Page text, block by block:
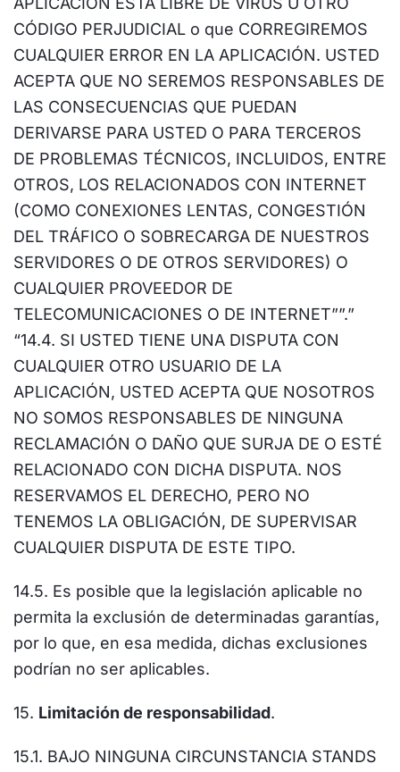
CÓDIGO PERJUDICIAL o que CORREGIREMOS
CUALQUIER ERROR EN LA APLICACIÓN. USTED
ACEPTA QUE NO SEREMOS RESPONSABLES DE
LAS CONSECUENCIAS QUE PUEDAN
DERIVARSE PARA USTED O PARA TERCEROS
DE PROBLEMAS TÉCNICOS, INCLUIDOS, ENTRE
OTROS, LOS RELACIONADOS CON INTERNET
(COMO CONEXIONES LENTAS, CONGESTIÓN
DEL TRÁFICO O SOBRECARGA DE NUESTROS
SERVIDORES O DE OTROS SERVIDORES) O
CUALQUIER PROVEEDOR DE
TELECOMUNICACIONES O DE INTERNET””.”
“14.4. SI USTED TIENE UNA DISPUTA CON
CUALQUIER OTRO USUARIO DE LA
APLICACIÓN, USTED ACEPTA QUE NOSOTROS
NO SOMOS RESPONSABLES DE NINGUNA
RECLAMACIÓN O DAÑO QUE SURJA DE O ESTÉ
RELACIONADO CON DICHA DISPUTA. NOS
RESERVAMOS EL DERECHO, PERO NO
TENEMOS LA OBLIGACIÓN, DE SUPERVISAR
CUALQUIER DISPUTA DE ESTE TIPO.
14.5. Es posible que la legislación aplicable no
permita la exclusión de determinadas garantías,
por lo que, en esa medida, dichas exclusiones
podrían no ser aplicables.
15. Limitación de responsabilidad.
15.1. BAJO NINGUNA CIRCUNSTANCIA STANDS